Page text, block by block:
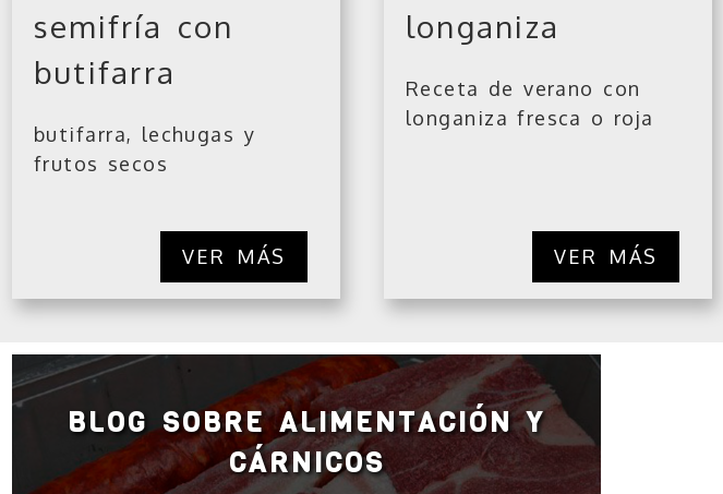
semifría con
butifarra
butifarra, lechugas y
frutos secos
VER MÁS
longaniza
Receta de verano con
longaniza fresca o roja
VER MÁS
BLOG SOBRE ALIMENTACIÓN Y
CÁRNICOS